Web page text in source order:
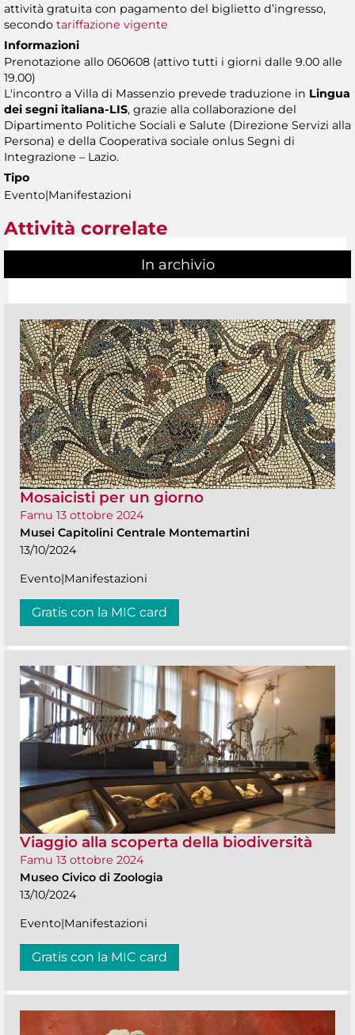
attività gratuita con pagamento del biglietto d’ingresso,
secondo tariffazione vigente
Informazioni
Prenotazione allo 060608 (attivo tutti i giorni dalle 9.00 alle
19.00)
L'incontro a Villa di Massenzio prevede traduzione in Lingua
dei segni italiana-LIS, grazie alla collaborazione del
Dipartimento Politiche Sociali e Salute (Direzione Servizi alla
Persona) e della Cooperativa sociale onlus Segni di
Integrazione – Lazio.
Tipo
Evento|Manifestazioni
Attività correlate
In archivio
Mosaicisti per un giorno
Famu 13 ottobre 2024
Musei Capitolini Centrale Montemartini
13/10/2024
Evento|Manifestazioni
Gratis con la MIC card
Viaggio alla scoperta della biodiversità
Famu 13 ottobre 2024
Museo Civico di Zoologia
13/10/2024
Evento|Manifestazioni
Gratis con la MIC card